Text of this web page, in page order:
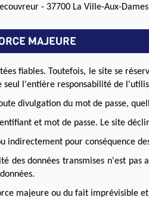
- 37700 La Ville-Aux-
MAJEURE
fiables. Toutefois, le site se
l'entière responsabilité de
divulgation du mot de passe,
et mot de passe. Le site
indirectement pour conséquence
des données transmises n'est
majeure ou du fait imprévisible